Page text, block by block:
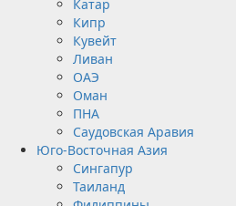
Катар
Кипр
Кувейт
Ливан
ОАЭ
Оман
ПНА
Саудовская Аравия
Юго-Восточная Азия
Сингапур
Таиланд